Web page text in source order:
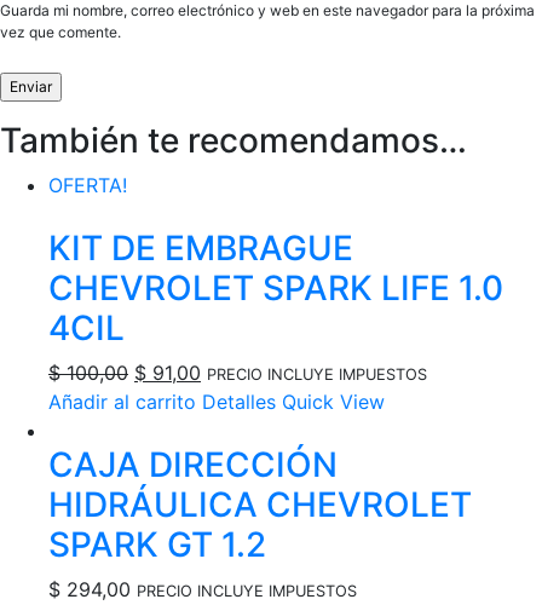
Guarda mi nombre, correo electrónico y web en este navegador para la próxima
vez que comente.
También te recomendamos…
OFERTA!
KIT DE EMBRAGUE
CHEVROLET SPARK LIFE 1.0
4CIL
$100,00 El
precio
era:
$ 100,00.
$ 91,00 El
precio
es:
$ 91,00.
PRECIO INCLUYE IMPUESTOS
Añadir al carrito Detalles Quick View
CAJA DIRECCIÓN
HIDRÁULICA CHEVROLET
SPARK GT 1.2
$ 294,00 PRECIO INCLUYE IMPUESTOS